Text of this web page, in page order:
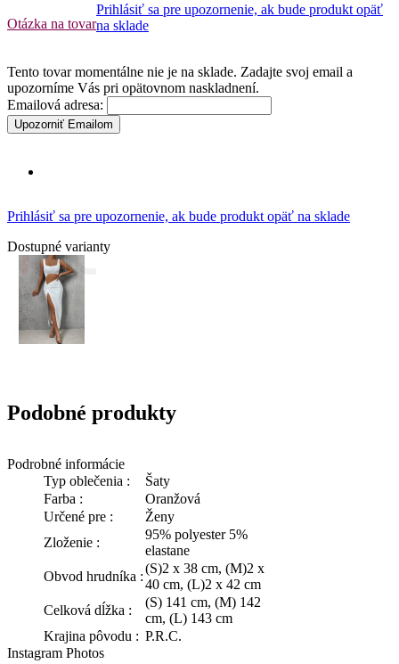
Otázka na tovar
Prihlásiť sa pre upozornenie, ak bude produkt opäť
na sklade
Tento tovar momentálne nie je na sklade. Zadajte svoj email a
upozorníme Vás pri opätovnom naskladnení.
Emailová adresa:
Upozorniť Emailom
Prihlásiť sa pre upozornenie, ak bude produkt opäť na sklade
Dostupné varianty
Podrobné informácie
Typ oblečenia :
Šaty
Farba :
Oranžová
Určené pre :
Ženy
Zloženie :
95% polyester 5%
elastane
Obvod hrudníka :
(S)2 x 38 cm, (M)2 x
40 cm, (L)2 x 42 cm
Celková dĺžka :
(S) 141 cm, (M) 142
cm, (L) 143 cm
Krajina pôvodu : P.R.C.
Instagram Photos
Podobné produkty